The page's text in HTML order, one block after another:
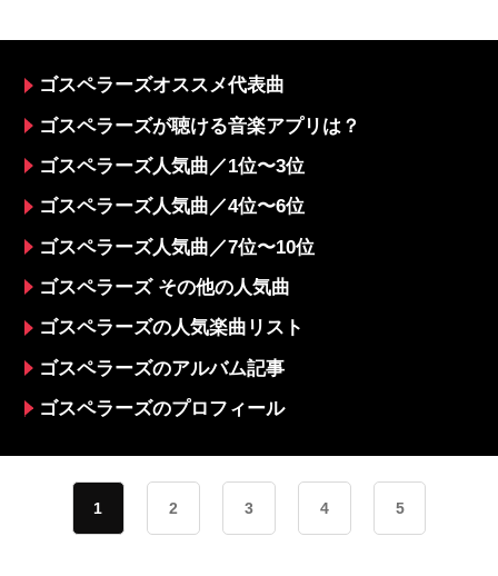
ゴスペラーズオススメ代表曲
ゴスペラーズが聴ける音楽アプリは？
ゴスペラーズ人気曲／1位〜3位
ゴスペラーズ人気曲／4位〜6位
ゴスペラーズ人気曲／7位〜10位
ゴスペラーズ その他の人気曲
ゴスペラーズの人気楽曲リスト
ゴスペラーズのアルバム記事
ゴスペラーズのプロフィール
1 2 3 4 5